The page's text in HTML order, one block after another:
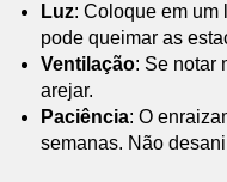
Luz: Coloque em um
pode queimar as
Ventilação: Se notar
arejar.
Paciência: O
semanas. Não